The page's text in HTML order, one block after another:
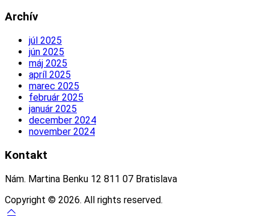
Archív
júl 2025
jún 2025
máj 2025
apríl 2025
marec 2025
február 2025
január 2025
december 2024
november 2024
Kontakt
Nám. Martina Benku 12 811 07 Bratislava
Copyright © 2026. All rights reserved.